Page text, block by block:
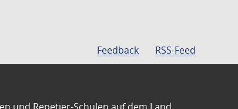
Feedback RSS-Feed